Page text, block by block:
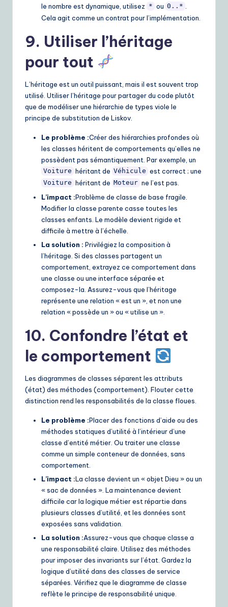
le nombre est dynamique, utilisez * ou 0..*
Cela agit comme un contrat pour l’implémentation.
9. Utiliser l’héritage
pour tout
L’héritage est un outil puissant, mais il est souvent trop
utilisé. Utiliser l’héritage pour partager du code plutôt
que de modéliser une hiérarchie de types viole le
principe de substitution de Liskov.
Le problème :Créer des hiérarchies profondes où
les classes héritent de comportements qu’elles ne
possèdent pas sémantiquement. Par exemple, un
Voiture héritant de Véhicule est correct ; une
Voiture héritant de Moteur ne l’est pas.
L’impact :Problème de classe de base fragile.
Modifier la classe parente casse toutes les
classes enfants. Le modèle devient rigide et
difficile à mettre à l’échelle.
La solution : Privilégiez la composition à
l’héritage. Si des classes partagent un
comportement, extrayez ce comportement dans
une classe ou une interface séparée et
composez-la. Assurez-vous que l’héritage
représente une relation « est un », et non une
relation « possède un » ou « utilise un ».
10. Confondre l’état et
le comportement
Les diagrammes de classes séparent les attributs
(état) des méthodes (comportement). Flouter cette
distinction rend les responsabilités de la classe floues.
Le problème :Placer des fonctions d’aide ou des
méthodes statiques d’utilité à l’intérieur d’une
classe d’entité métier. Ou traiter une classe
comme un simple conteneur de données, sans
comportement.
L’impact :La classe devient un « objet Dieu » ou un
« sac de données ». La maintenance devient
difficile car la logique métier est répartie dans
plusieurs classes d’utilité, et les données sont
exposées sans validation.
La solution :Assurez-vous que chaque classe a
une responsabilité claire. Utilisez des méthodes
pour imposer des invariants sur l’état. Gardez la
logique d’utilité dans des classes de service
séparées. Vérifiez que le diagramme de classe
reflète le principe de responsabilité unique.